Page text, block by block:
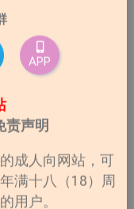
APP
责声明
成人向网站，可
满十八（18）周
用户。